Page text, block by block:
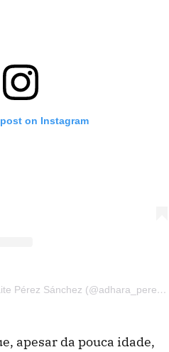
on Instagram
A post shared by Adhara Maite Pérez Sánchez (@adhara_perez11)
apesar da pouca idade,